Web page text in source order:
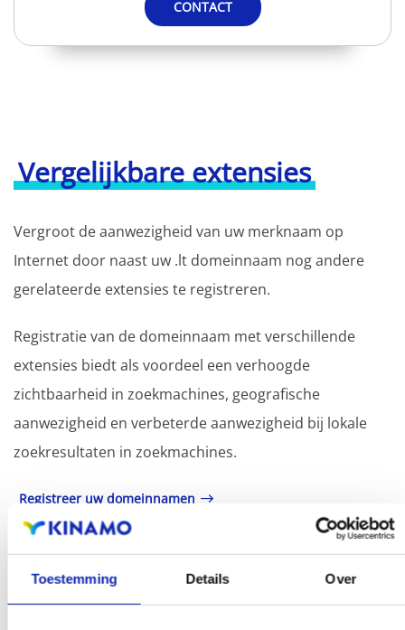
Toestemming Details Over
CONTACT
Vergelijkbare extensies
Vergroot de aanwezigheid van uw merknaam op
Internet door naast uw .lt domeinnaam nog andere
gerelateerde extensies te registreren.
Registratie van de domeinnaam met verschillende
extensies biedt als voordeel een verhoogde
zichtbaarheid in zoekmachines, geografische
aanwezigheid en verbeterde aanwezigheid bij lokale
zoekresultaten in zoekmachines.
Registreer uw domeinnamen